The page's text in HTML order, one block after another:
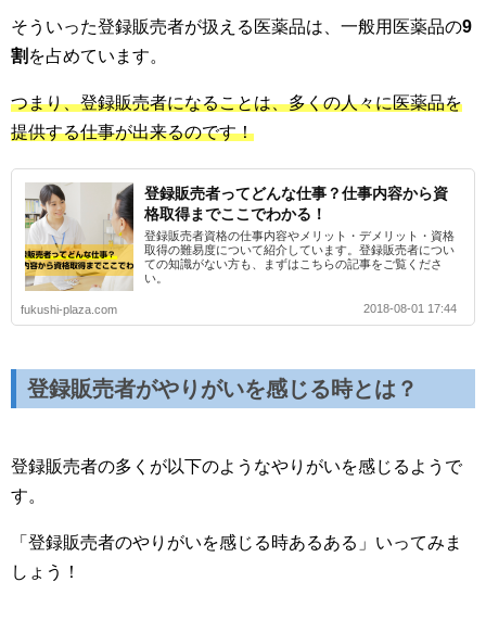
そういった登録販売者が扱える医薬品は、一般用医薬品の9
割 を占めています。
つまり、登録販売者になることは、多くの人々に医薬品を
提供する仕事が出来るのです！
登録販売者ってどんな仕事？仕事内容から資
格取得までここでわかる！
登録販売者資格の仕事内容やメリット・デメリット・資格
取得の難易度について紹介しています。登録販売者につい
ての知識がない方も、まずはこちらの記事をご覧くださ
い。
fukushi-plaza.com 2018-08-01 17:44
登録販売者がやりがいを感じる時とは？
登録販売者の多くが以下のようなやりがいを感じるようで
す。
「登録販売者のやりがいを感じる時あるある」いってみま
しょう！